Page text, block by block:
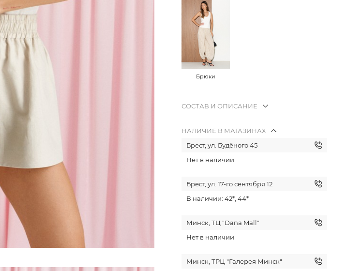
Брюки
СОСТАВ И ОПИСАНИЕ
НАЛИЧИЕ В МАГАЗИНАХ
Брест, ул. Будёного 45
Нет в наличии
Брест, ул. 17-го сентября 12
В наличии: 42*, 44*
Минск, ТЦ "Dana Mall"
Нет в наличии
Минск, ТРЦ "Галерея Минск"